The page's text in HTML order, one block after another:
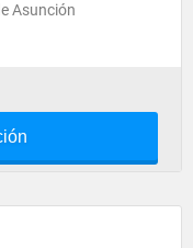
Asunción